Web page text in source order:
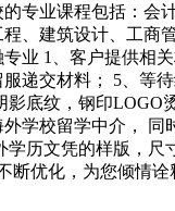
专业课程包括：会
、建筑设计、工商
业 1、客户提供相
递交材料； 5、等
底纹，钢印LOGO
学校留学中介，
历文凭的样版，
优化，为您倾情诠